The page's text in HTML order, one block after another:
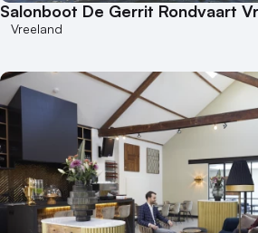
Salonboot De Gerrit Rondvaart
Vreeland